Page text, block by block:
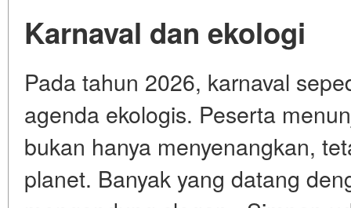
Karnaval dan ekologi
Pada tahun 2026, karnaval
agenda ekologis. Peserta
bukan hanya menyenangkan,
planet. Banyak yang datang